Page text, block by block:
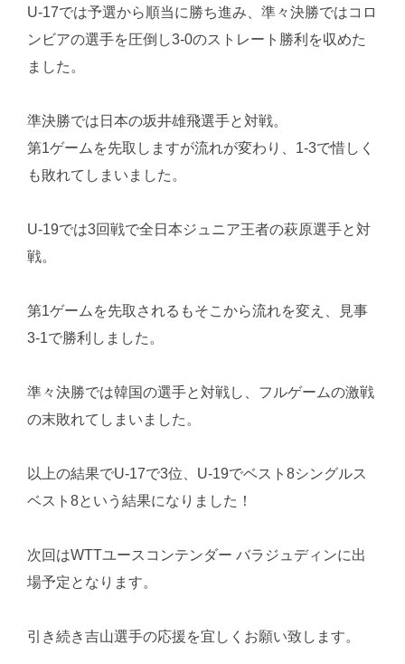
U-17では予選から順当に勝ち進み、準々決勝ではコロ
ンビアの選手を圧倒し3-0のストレート勝利を収めた
ました。
準決勝では日本の坂井雄飛選手と対戦。
第1ゲームを先取しますが流れが変わり、1-3で惜しく
も敗れてしまいました。
U-19では3回戦で全日本ジュニア王者の萩原選手と対
戦。
第1ゲームを先取されるもそこから流れを変え、見事
3-1で勝利しました。
準々決勝では韓国の選手と対戦し、フルゲームの激戦
の末敗れてしまいました。
以上の結果でU-17で3位、U-19でベスト8シングルス
ベスト8という結果になりました！
次回はWTTユースコンテンダー バラジュディンに出
場予定となります。
引き続き吉山選手の応援を宜しくお願い致します。